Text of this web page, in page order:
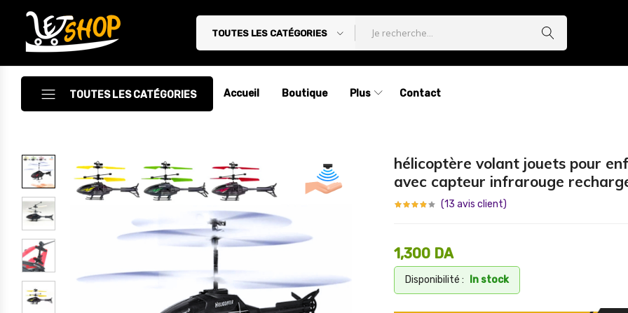
Letshop.dz
TOUTES LES CATÉGORIES
TOUTES LES CATÉGORIES
Accessoires
Accessoires Auto/Moto
Accessoires PC
Camping & Randonnée
Cuisine
Décoration
Electroménager
Accueil Boutique Plus Contact
hélicoptère volant jouets pour
avec capteur infrarouge
(13 avis client)
1,300 DA
Disponibilité : In stock